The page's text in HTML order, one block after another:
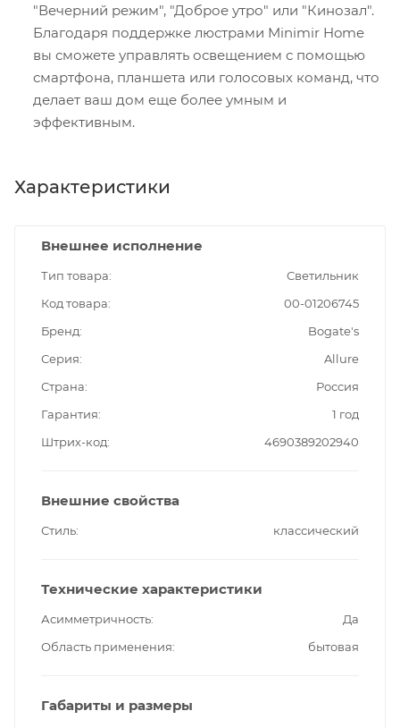
"Вечерний режим", "Доброе утро" или "Кинозал".
Благодаря поддержке люстрами Minimir Home
вы сможете управлять освещением с помощью
смартфона, планшета или голосовых команд, что
делает ваш дом еще более умным и
эффективным.
Характеристики
Внешнее исполнение
Тип товара
Светильник
Код товара
00-01206745
Бренд
Bogate's
Серия
Allure
Страна
Россия
Гарантия
1 год
Штрих-код
4690389202940
Внешние свойства
Стиль классический
Технические характеристики
Асимметричность
Да
Область применения
бытовая
Габариты и размеры